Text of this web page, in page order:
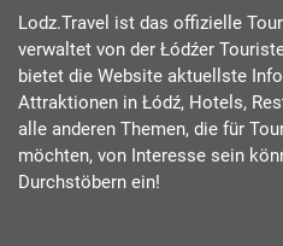
Lodz.Travel ist das offizielle
verwaltet von der Łódźer
bietet die Website aktuellste
Attraktionen in Łódź, Hotels,
alle anderen Themen, die für
möchten, von Interesse sein
Durchstöbern ein!